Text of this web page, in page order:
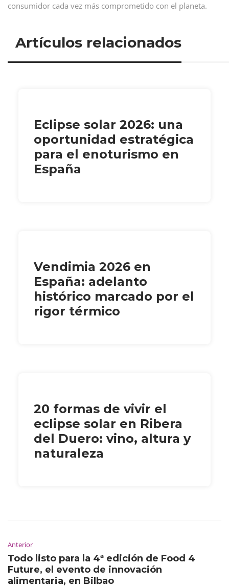
consumidor cada vez más comprometido con el planeta.
Artículos relacionados
Eclipse solar 2026: una
oportunidad estratégica
para el enoturismo en
España
Vendimia 2026 en
España: adelanto
histórico marcado por el
rigor térmico
20 formas de vivir el
eclipse solar en Ribera
del Duero: vino, altura y
naturaleza
Anterior
Todo listo para la 4ª edición de Food 4
Future, el evento de innovación
alimentaria, en Bilbao